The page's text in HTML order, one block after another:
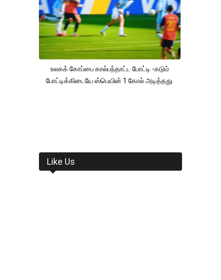
உலகக் கோப்பை கால்பந்தாட்ட போட்டி -கடும்
போட்டிக்கிடையே ஸ்பெயின் 1 கோல் அடித்தது.
Like Us